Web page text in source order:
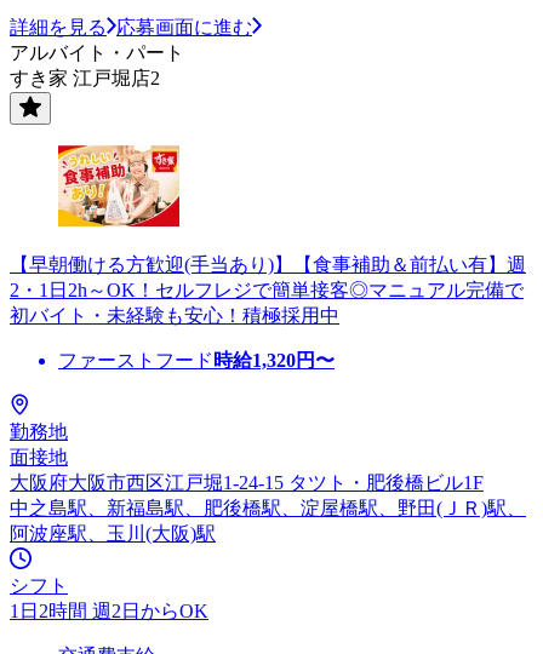
詳細を見る
応募画面に進む
アルバイト・パート
すき家 江戸堀店2
【早朝働ける方歓迎(手当あり)】【食事補助＆前払い有】週
2・1日2h～OK！セルフレジで簡単接客◎マニュアル完備で
初バイト・未経験も安心！積極採用中
ファーストフード 時給1,320円〜
勤務地
面接地
大阪府大阪市西区江戸堀1-24-15 タツト・肥後橋ビル1F
中之島駅、新福島駅、肥後橋駅、淀屋橋駅、野田(ＪＲ)駅、
阿波座駅、玉川(大阪)駅
シフト
1日2時間 週2日からOK